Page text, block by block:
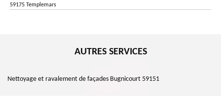
59175 Templemars
AUTRES SERVICES
Nettoyage et ravalement de façades Bugnicourt 59151